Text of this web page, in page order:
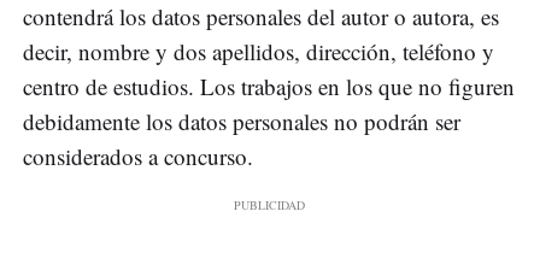
contendrá los datos personales del autor o autora, es
decir, nombre y dos apellidos, dirección, teléfono y
centro de estudios. Los trabajos en los que no figuren
debidamente los datos personales no podrán ser
considerados a concurso.